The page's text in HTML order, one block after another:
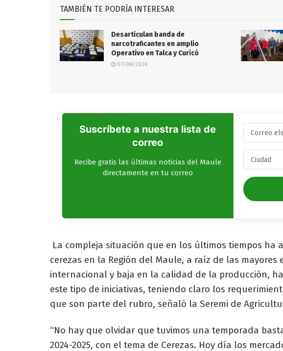
TAMBIÉN TE PODRÍA INTERESAR
Desarticulan banda de
narcotraficantes en amplio
Operativo en Talca y Curicó
07/08/2026
Suscríbete a nuestra lista de
correo
Recibe gratis las últimas noticias del Maule
directamente en tu correo
La compleja situación que en los últimos tiempos ha
cerezas en la Región del Maule, a raíz de las mayores
internacional y baja en la calidad de la producción,
este tipo de iniciativas, teniendo claro los
que son parte del rubro, señaló la Seremi de
“No hay que olvidar que tuvimos una temporada
2024-2025, con el tema de Cerezas. Hoy día los